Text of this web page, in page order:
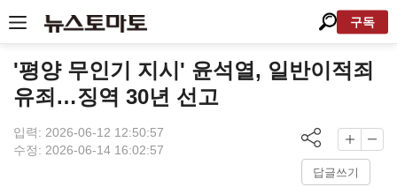
구독
'평양 무인기 지시' 윤석열, 일반이적죄
유죄…징역 30년 선고
입력: 2026-06-12 12:50:57
수정: 2026-06-14 16:02:57
답글쓰기